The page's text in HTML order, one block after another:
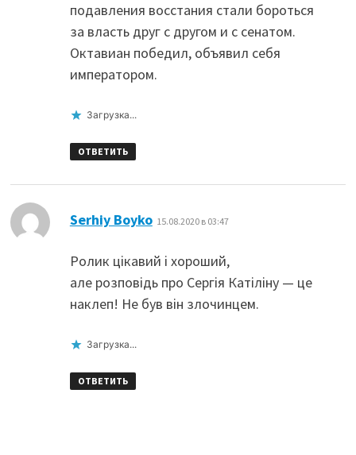
подавления восстания стали бороться
за власть друг с другом и с сенатом.
Октавиан победил, объявил себя
императором.
Загрузка...
ОТВЕТИТЬ
Serhiy Boyko: 15.08.2020 в 03:47
Ролик цікавий і хороший,
але розповідь про Сергія Катіліну — це
наклеп! Не був він злочинцем.
Загрузка...
ОТВЕТИТЬ